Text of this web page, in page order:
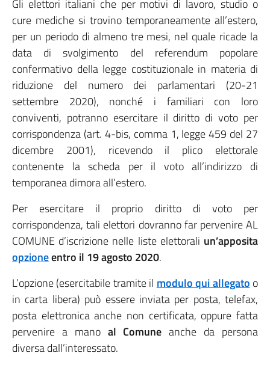
Gli elettori italiani che per motivi di lavoro, studio o
cure mediche si trovino temporaneamente all’estero,
per un periodo di almeno tre mesi, nel quale ricade la
data di svolgimento del referendum popolare
confermativo della legge costituzionale in materia di
riduzione del numero dei parlamentari (20-21
settembre 2020), nonché i familiari con loro
conviventi, potranno esercitare il diritto di voto per
corrispondenza (art. 4-bis, comma 1, legge 459 del 27
dicembre 2001), ricevendo il plico elettorale
contenente la scheda per il voto all’indirizzo di
temporanea dimora all’estero.
Per esercitare il proprio diritto di voto per
corrispondenza, tali elettori dovranno far pervenire AL
COMUNE d’iscrizione nelle liste elettorali un’apposita
opzioneentro il 19 agosto 2020.
L’opzione (esercitabile tramite il modulo qui allegato o
in carta libera) può essere inviata per posta, telefax,
posta elettronica anche non certificata, oppure fatta
pervenire a mano al Comune anche da persona
diversa dall’interessato.